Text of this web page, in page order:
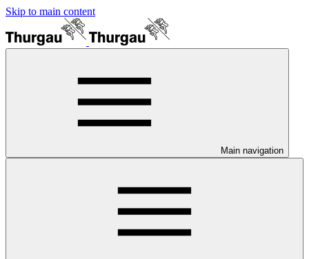
Skip to main content
Main navigation